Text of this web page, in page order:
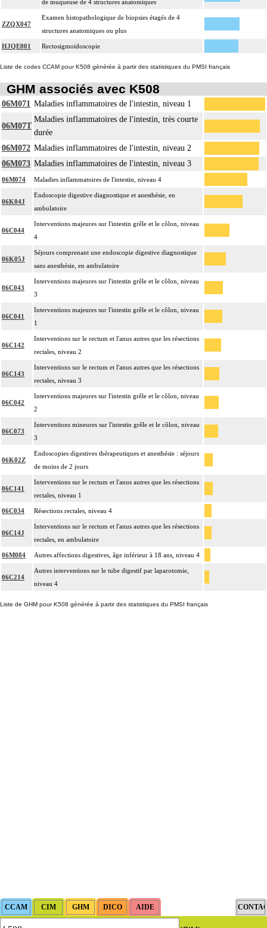
de muqueuse de 4 structures anatomiques
ZZQX047
Examen histopathologique de biopsies étagés de 4
structures anatomiques ou plus
HJQE001 Rectosigmoïdoscopie
Liste de codes CCAM pour K508 générée à partir des statistiques du PMSI français
GHM associés avec K508
06M071 Maladies inflammatoires de l'intestin, niveau 1
06M07T
Maladies inflammatoires de l'intestin, très courte
durée
06M072 Maladies inflammatoires de l'intestin, niveau 2
06M073 Maladies inflammatoires de l'intestin, niveau 3
06M074 Maladies inflammatoires de l'intestin, niveau 4
06K04J
Endoscopie digestive diagnostique et anesthésie, en
ambulatoire
06C044
Interventions majeures sur l'intestin grêle et le côlon, niveau
4
06K05J
Séjours comprenant une endoscopie digestive diagnostique
sans anesthésie, en ambulatoire
06C043
Interventions majeures sur l'intestin grêle et le côlon, niveau
3
06C041
Interventions majeures sur l'intestin grêle et le côlon, niveau
1
06C142
Interventions sur le rectum et l'anus autres que les résections
rectales, niveau 2
06C143
Interventions sur le rectum et l'anus autres que les résections
rectales, niveau 3
06C042
Interventions majeures sur l'intestin grêle et le côlon, niveau
2
06C073
Interventions mineures sur l'intestin grêle et le côlon, niveau
3
06K02Z
Endoscopies digestives thérapeutiques et anesthésie : séjours
de moins de 2 jours
06C141
Interventions sur le rectum et l'anus autres que les résections
rectales, niveau 1
06C034 Résections rectales, niveau 4
06C14J
Interventions sur le rectum et l'anus autres que les résections
rectales, en ambulatoire
06M084 Autres affections digestives, âge inférieur à 18 ans, niveau 4
06C214
Autres interventions sur le tube digestif par laparotomie,
niveau 4
Liste de GHM pour K508 générée à partir des statistiques du PMSI français